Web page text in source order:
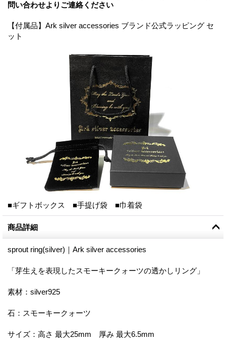
問い合わせよりご連絡ください
【付属品】Ark silver accessories ブランド公式ラッピング セ
ット
■ギフトボックス ■手提げ袋 ■巾着袋
商品詳細
sprout ring(silver)｜Ark silver accessories
「芽生えを表現したスモーキークォーツの透かしリング」
素材：silver925
石：スモーキークォーツ
サイズ：高さ 最大25mm 厚み 最大6.5mm